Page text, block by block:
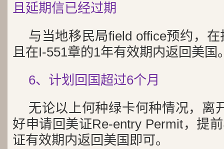
且延期信已经过期
与当地移民局field office预约，
且在I-551章的1年有效期内返回美国
6、计划回国超过6个月
无论以上何种绿卡何种情况，离
好申请回美证Re-entry Permit，提
证有效期内返回美国即可。